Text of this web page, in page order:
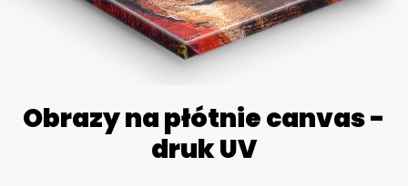
Obrazy na płótnie canvas -
druk UV